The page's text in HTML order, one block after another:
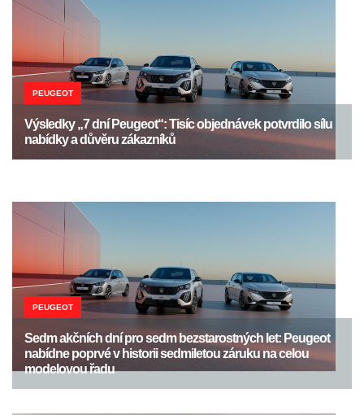
PEUGEOT
Výsledky „7 dní Peugeot“: Tisíc objednávek potvrdilo sílu
nabídky a důvěru zákazníků
PEUGEOT
Sedm akčních dní pro sedm bezstarostných let: Peugeot
nabídne poprvé v historii sedmiletou záruku na celou
modelovou řadu